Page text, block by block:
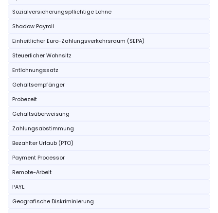
Sozialversicherungspflichtige Löhne
Shadow Payroll
Einheitlicher Euro-Zahlungsverkehrsraum (SEPA)
Steuerlicher Wohnsitz
Entlohnungssatz
Gehaltsempfänger
Probezeit
Gehaltsüberweisung
Zahlungsabstimmung
Bezahlter Urlaub (PTO)
Payment Processor
Remote-Arbeit
PAYE
Geografische Diskriminierung